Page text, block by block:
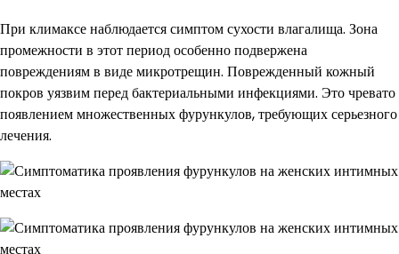
При климаксе наблюдается симптом сухости влагалища. Зона
промежности в этот период особенно подвержена
повреждениям в виде микротрещин. Поврежденный кожный
покров уязвим перед бактериальными инфекциями. Это чревато
появлением множественных фурункулов, требующих серьезного
лечения.